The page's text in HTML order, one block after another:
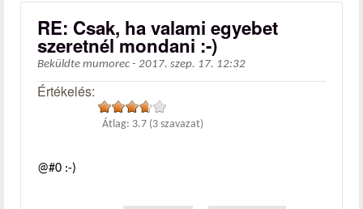
RE: Csak, ha valami egyebet
szeretnél mondani :-)
Beküldte mumorec - 2017. szep. 17. 12:32
Értékelés:
Átlag: 3.7 (3 szavazat)
@#0 :-)